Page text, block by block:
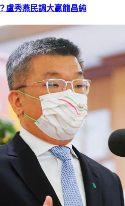
盧秀燕民調大贏龍昌純